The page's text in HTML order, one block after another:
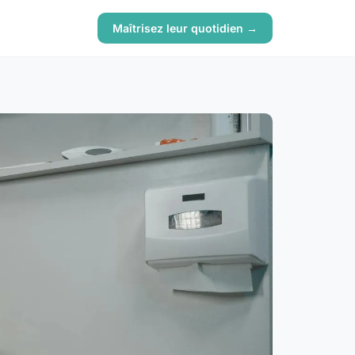
Maîtrisez leur quotidien →